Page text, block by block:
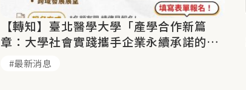
【轉知】臺北醫學大學「產學合作新篇
章：大學社會實踐攜手企業永續承諾的機
會與挑戰」
最新消息